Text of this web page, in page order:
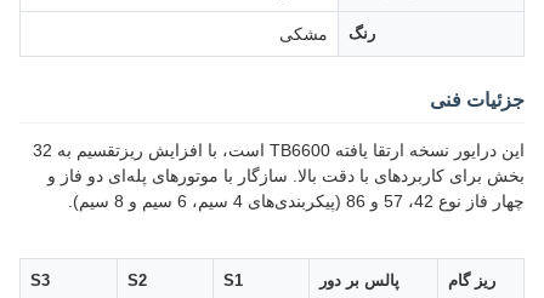
رنگ مشکی
جزئیات فنی
این درایور نسخه ارتقا یافته TB6600 است، با افزایش ریزتقسیم به 32
بخش برای کاربردهای با دقت بالا. سازگار با موتورهای پله‌ای دو فاز و
چهار فاز نوع 42، 57 و 86 (پیکربندی‌های 4 سیم، 6 سیم و 8 سیم).
ریز گام پالس بر دور S1
S2
S3